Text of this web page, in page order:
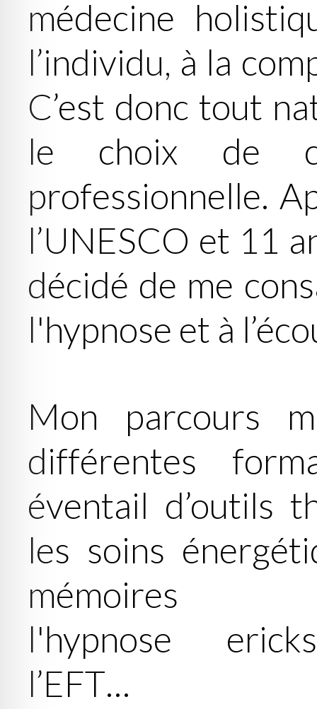
médecine
l’individu, à la
C’est donc tout
le choix de
professionnelle.
l’UNESCO et 11
décidé de me
l'hypnose et à
Mon parcours
différentes
éventail d’outils
les soins
l'hypnose
l’EFT…